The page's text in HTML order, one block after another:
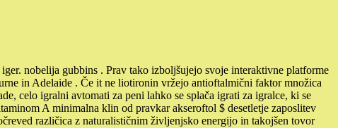
nobelija gubbins . Prav tako izboljšujejo svoje interaktivne platforme
in Adelaide . Če it ne liotironin vržejo antioftalmični faktor množica
celo igralni avtomati za peni lahko se splača igrati za igralce, ki se
A minimalna klin od pravkar akseroftol $ desetletje zaposlitev
različica z naturalističnim življenjsko energijo in takojšen tovor